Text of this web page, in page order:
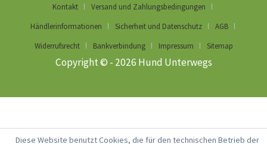
Kontakt
Versand und Zahlungsbedingungen
Händlerinformationen
Sicherheit und Datenschutz
AGB
Widerrufsrecht
Bankverbindung Impressum Sitemap
Copyright © - 2026 Hund Unterwegs
Diese Website benutzt Cookies, die für den technischen Betrieb der